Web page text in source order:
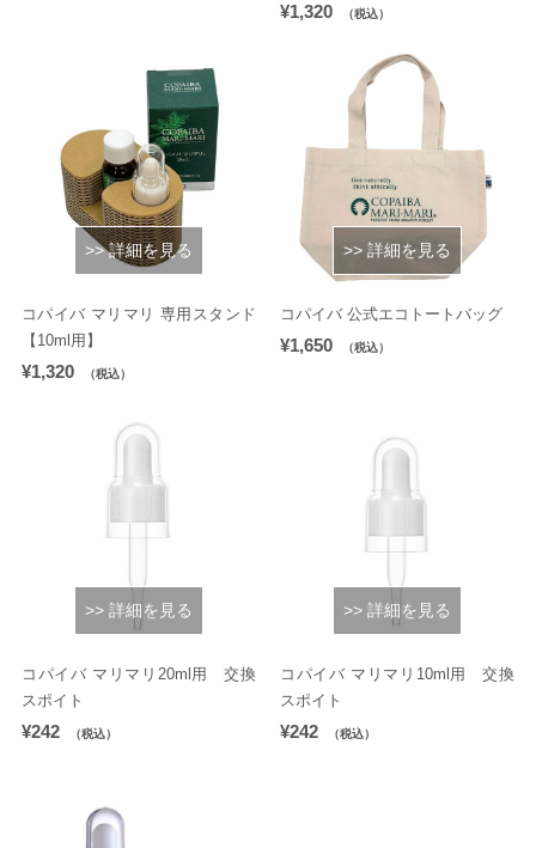
¥1,320 （税込）
>> 詳細を見る
コパイバ マリマリ 専用スタンド
【10ml用】
¥1,320 （税込）
>> 詳細を見る
コパイバ 公式エコトートバッグ
¥1,650 （税込）
>> 詳細を見る
コパイバ マリマリ20ml用 交換
スポイト
¥242 （税込）
>> 詳細を見る
コパイバ マリマリ10ml用 交換
スポイト
¥242 （税込）